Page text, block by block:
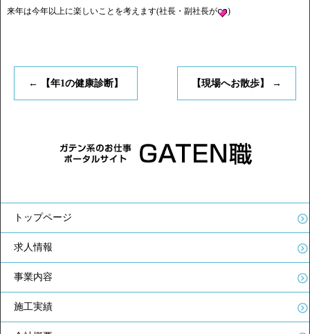
来年は今年以上に楽しいことを考えます(社長・副社長が )
← 【年1の健康診断】 【現場へお散歩】 →
トップページ
求人情報
事業内容
施工実績